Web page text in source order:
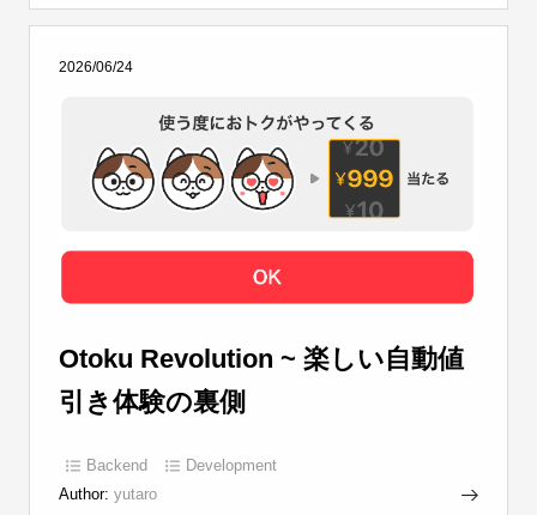
2026/06/24
Otoku Revolution ~ 楽しい自動値
引き体験の裏側
Backend
Development
Author: yutaro